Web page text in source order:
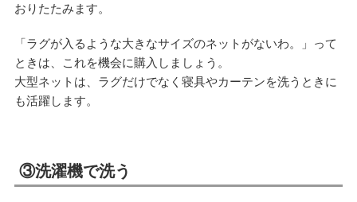
おりたたみます。
「ラグが入るような大きなサイズのネットがないわ。」って
ときは、これを機会に購入しましょう。
大型ネットは、ラグだけでなく寝具やカーテンを洗うときに
も活躍します。
③洗濯機で洗う